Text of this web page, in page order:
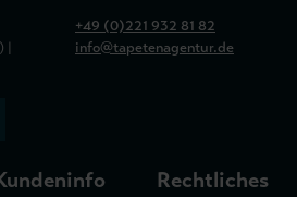
|
+49 (0)221 932 81 82
info@tapetenagentur.de
Rechtliches